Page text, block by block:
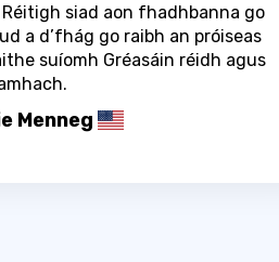
siad aon fhadhbanna go
a d’fhág go raibh an próiseas
suíomh Gréasáin réidh agus
Menneg